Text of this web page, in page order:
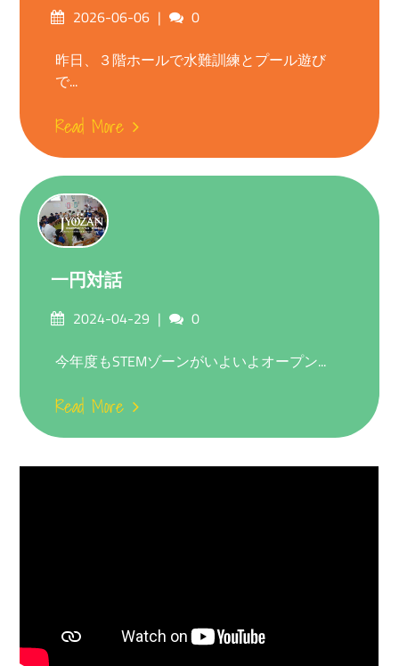
Posted2026-06-06 Comments
0
昨日、３階ホールで水難訓練とプール遊び
で...
Read More
一円対話
Posted2024-04-29 Comments
0
今年度もSTEMゾーンがいよいよオープン...
Read More